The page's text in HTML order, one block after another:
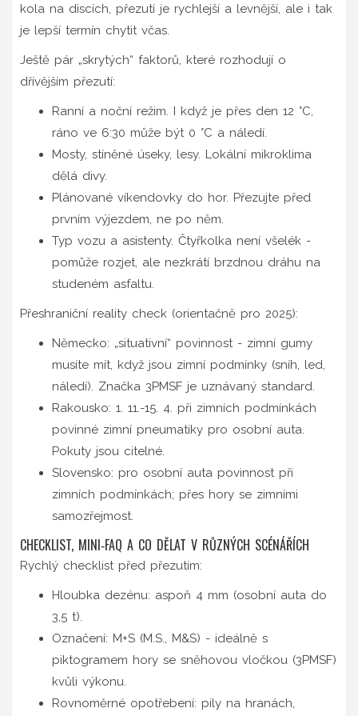
kola na discích, přezutí je rychlejší a levnější, ale i tak
je lepší termín chytit včas.
Ještě pár „skrytých“ faktorů, které rozhodují o
dřívějším přezutí:
Ranní a noční režim. I když je přes den 12 °C,
ráno ve 6:30 může být 0 °C a náledí.
Mosty, stíněné úseky, lesy. Lokální mikroklima
dělá divy.
Plánované víkendovky do hor. Přezujte před
prvním výjezdem, ne po něm.
Typ vozu a asistenty. Čtyřkolka není všelék -
pomůže rozjet, ale nezkrátí brzdnou dráhu na
studeném asfaltu.
Přeshraniční reality check (orientačně pro 2025):
Německo: „situativní“ povinnost - zimní gumy
musíte mít, když jsou zimní podmínky (sníh, led,
náledí). Značka 3PMSF je uznávaný standard.
Rakousko: 1. 11.-15. 4. při zimních podmínkách
povinné zimní pneumatiky pro osobní auta.
Pokuty jsou citelné.
Slovensko: pro osobní auta povinnost při
zimních podmínkách; přes hory se zimními
samozřejmost.
CHECKLIST, MINI‑FAQ A CO DĚLAT V RŮZNÝCH SCÉNÁŘÍCH
Rychlý checklist před přezutím:
Hloubka dezénu: aspoň 4 mm (osobní auta do
3,5 t).
Označení: M+S (M.S., M&S) - ideálně s
piktogramem hory se sněhovou vločkou (3PMSF)
kvůli výkonu.
Rovnoměrné opotřebení: pily na hranách,